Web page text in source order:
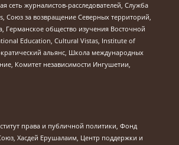
сеть журналистов-расследователей, Служба
Союз за возвращение Северных территорий,
Германское общество изучения Восточной
Education, Cultural Vistas, Institute of
альянс, Школа международных
Комитет независимости Ингушетии,
права и публичной политики, Фонд
Хасдей Ерушалаим, Центр поддержки и